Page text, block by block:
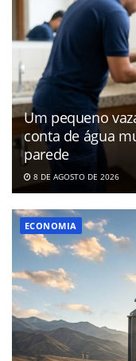
Um pequeno
conta de água
parede
8 DE AGOSTO DE 2026
ECONOMIA